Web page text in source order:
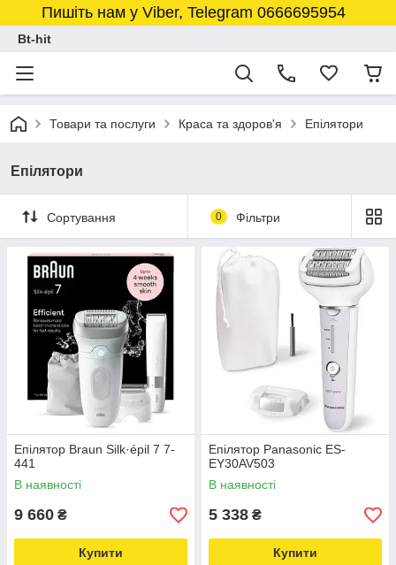
Пишіть нам у Viber, Telegram 0666695954
Bt-hit
Товари та послуги Краса та здоров'я Епілятори
Епілятори
Сортування 0 Фільтри
Епілятор Braun Silk·épil 7 7-
441
В наявності
9 660 ₴
Купити
Епілятор Panasonic ES-
EY30AV503
В наявності
5 338 ₴
Купити